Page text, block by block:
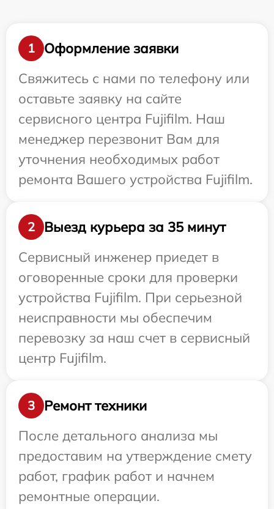
1
Оформление заявки
Свяжитесь с нами по телефону или
оставьте заявку на сайте
сервисного центра Fujifilm. Наш
менеджер перезвонит Вам для
уточнения необходимых работ
ремонта Вашего устройства Fujifilm.
2
Выезд курьера за 35 минут
Сервисный инженер приедет в
оговоренные сроки для проверки
устройства Fujifilm. При серьезной
неисправности мы обеспечим
перевозку за наш счет в сервисный
центр Fujifilm.
3
Ремонт техники
После детального анализа мы
предоставим на утверждение смету
работ, график работ и начнем
ремонтные операции.